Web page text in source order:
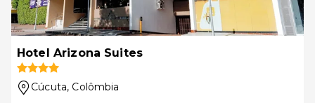
Hotel Arizona Suites
Cúcuta, Colômbia